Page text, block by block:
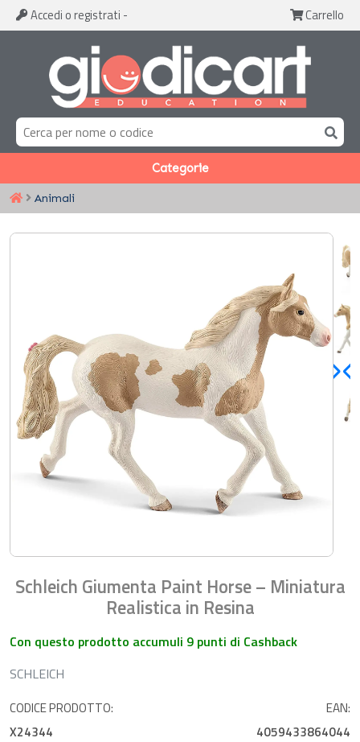
Accedi o registrati - Carrello
Categorie
Animali
Schleich Giumenta Paint Horse – Miniatura
Realistica in Resina
Con questo prodotto accumuli 9 punti di Cashback
SCHLEICH
CODICE PRODOTTO:
X24344
EAN:
4059433864044